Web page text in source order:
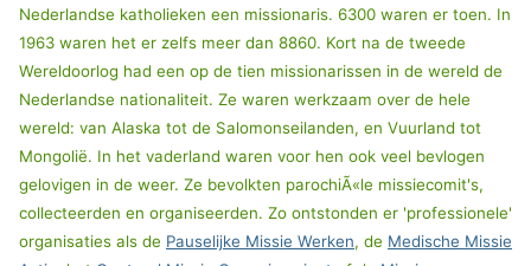
Nederlandse katholieken een missionaris. 6300 waren er toen. In
1963 waren het er zelfs meer dan 8860. Kort na de tweede
Wereldoorlog had een op de tien missionarissen in de wereld de
Nederlandse nationaliteit. Ze waren werkzaam over de hele
wereld: van Alaska tot de Salomonseilanden, en Vuurland tot
Mongolië. In het vaderland waren voor hen ook veel bevlogen
gelovigen in de weer. Ze bevolkten parochiÃ«le missiecomit's,
collecteerden en organiseerden. Zo ontstonden er 'professionele'
organisaties als de Pauselijke Missie Werken, de Medische Missie